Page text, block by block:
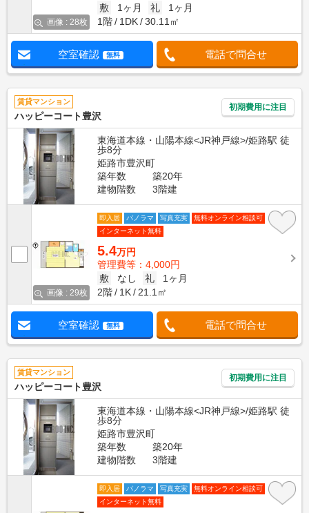
画像 : 28枚
敷
1ヶ月 礼
1ヶ月
1階
1DK 30.11㎡
空室確認 無料 電話で問合せ
賃貸マンション
ハッピーコート豊沢
初期費用に注目
東海道本線・山陽本線<JR神戸線>/姫路駅 徒
歩8分
姫路市豊沢町
築年数
築20年
建物階数
3階建
画像 : 29枚
即入居 パノラマ 写真充実
無料オンライン相談可
インターネット無料
5.4万円
管理費等：4,000円
敷
なし 礼
1ヶ月
2階
1K 21.1㎡
空室確認 無料 電話で問合せ
賃貸マンション
ハッピーコート豊沢
初期費用に注目
東海道本線・山陽本線<JR神戸線>/姫路駅 徒
歩8分
姫路市豊沢町
築年数
築20年
建物階数
3階建
即入居 パノラマ 写真充実
無料オンライン相談可
インターネット無料